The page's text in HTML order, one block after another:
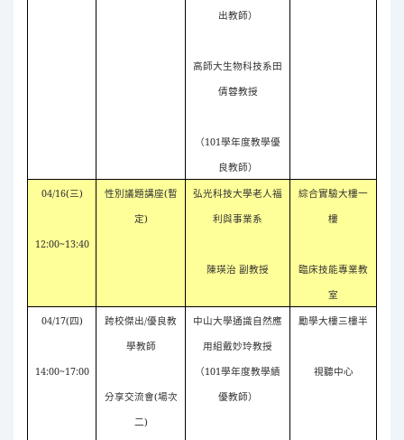
出教師）
高師大生物科技系田
倩蓉教授
（101學年度教學優
良教師）
04/16(三)
12:00~13:40
性別議題講座(暫
定)
弘光科技大學老人福
利與事業系
陳瑛治 副教授
綜合實驗大樓一
樓
臨床技能專業教
室
04/17(四)
14:00~17:00
跨校傑出/優良教
學教師
分享交流會(場次
二)
中山大學通識自然應
用組戴妙玲教授
（101學年度教學績
優教師）
勵學大樓三樓半
視聽中心